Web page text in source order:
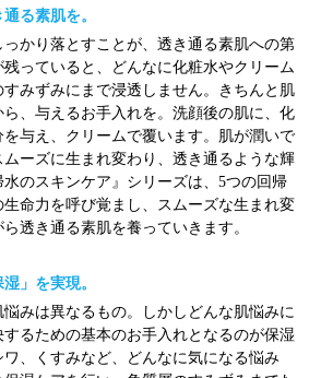
る素肌を。
っかり落とすことが、透き通る素肌への第
っていると、どんなに化粧水やクリーム
みずみにまで浸透しません。きちんと肌
、与えるお手入れを。洗顔後の肌に、化
与え、クリームで覆います。肌が潤いで
ーズに生まれ変わり、透き通るような輝
のスキンケア』シリーズは、5つの回帰
命力を呼び覚まし、スムーズな生まれ変
透き通る素肌を養っていきます。
」を実現。
みは異なるもの。しかしどんな肌悩みに
るための基本のお手入れとなるのが保湿
、くすみなど、どんなに気になる悩み